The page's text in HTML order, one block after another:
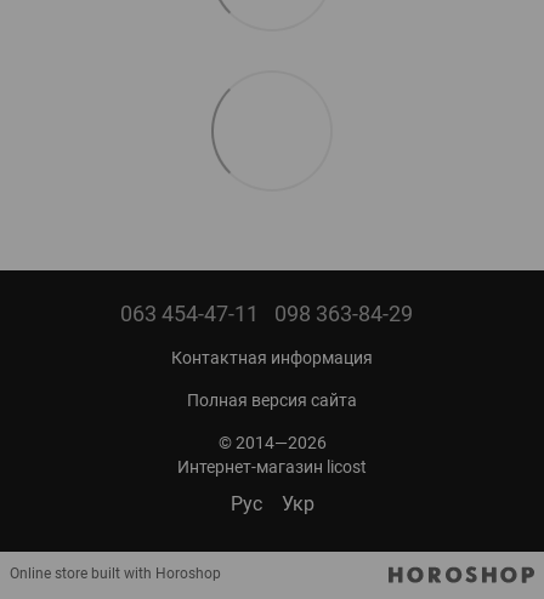
063 454-47-11 098 363-84-29
Контактная информация
Полная версия сайта
© 2014—2026
Интернет-магазин licost
Рус Укр
Online store built with Horoshop